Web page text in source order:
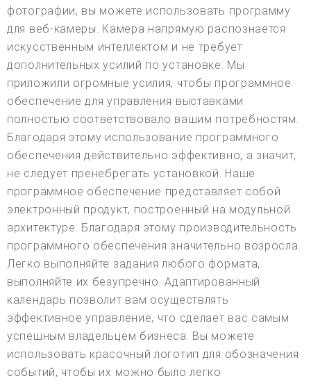
фотографии, вы можете использовать программу
для веб-камеры. Камера напрямую распознается
искусственным интеллектом и не требует
дополнительных усилий по установке. Мы
приложили огромные усилия, чтобы программное
обеспечение для управления выставками
полностью соответствовало вашим потребностям.
Благодаря этому использование программного
обеспечения действительно эффективно, а значит,
не следует пренебрегать установкой. Наше
программное обеспечение представляет собой
электронный продукт, построенный на модульной
архитектуре. Благодаря этому производительность
программного обеспечения значительно возросла.
Легко выполняйте задания любого формата,
выполняйте их безупречно. Адаптированный
календарь позволит вам осуществлять
эффективное управление, что сделает вас самым
успешным владельцем бизнеса. Вы можете
использовать красочный логотип для обозначения
событий, чтобы их можно было легко